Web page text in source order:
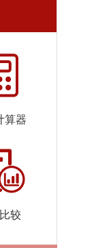
算器
较